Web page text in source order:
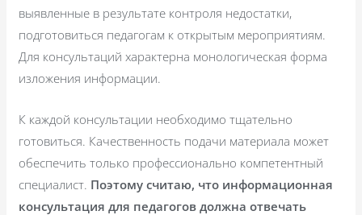
выявленные в результате контроля недостатки,
подготовиться педагогам к открытым мероприятиям.
Для консультаций характерна монологическая форма
изложения информации.
К каждой консультации необходимо тщательно
готовиться. Качественность подачи материала может
обеспечить только профессионально компетентный
специалист. Поэтому считаю, что информационная
консультация для педагогов должна отвечать